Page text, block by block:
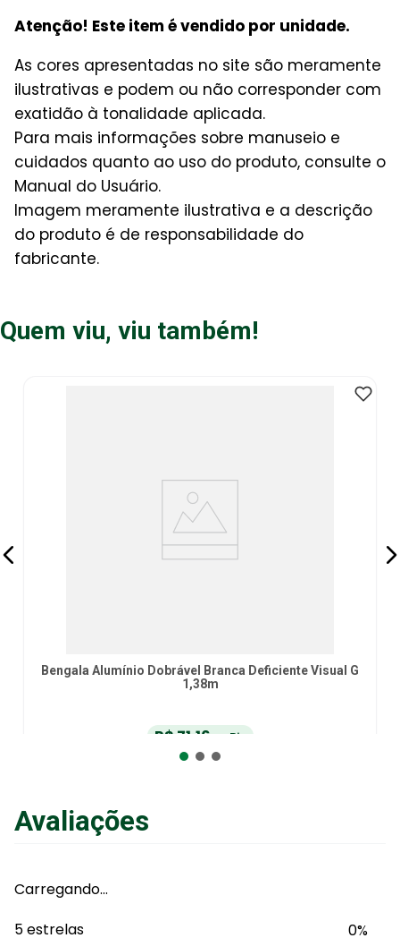
Atenção! Este item é vendido por unidade.
As cores apresentadas no site são meramente
ilustrativas e podem ou não corresponder com
exatidão à tonalidade aplicada.
Para mais informações sobre manuseio e
cuidados quanto ao uso do produto, consulte o
Manual do Usuário.
Imagem meramente ilustrativa e a descrição
do produto é de responsabilidade do
fabricante.
Quem viu, viu também!
Bengala Alumínio Dobrável Branca Deficiente Visual G
1,38m
R$71,16no Pix
74, 90 em até
Adicionar ao Carrinho
Avaliações
Carregando…
5 estrelas
0%